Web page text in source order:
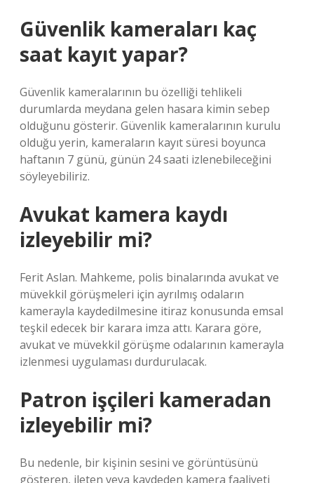
Güvenlik kameraları kaç
saat kayıt yapar?
Güvenlik kameralarının bu özelliği tehlikeli
durumlarda meydana gelen hasara kimin sebep
olduğunu gösterir. Güvenlik kameralarının kurulu
olduğu yerin, kameraların kayıt süresi boyunca
haftanın 7 günü, günün 24 saati izlenebileceğini
söyleyebiliriz.
Avukat kamera kaydı
izleyebilir mi?
Ferit Aslan. Mahkeme, polis binalarında avukat ve
müvekkil görüşmeleri için ayrılmış odaların
kamerayla kaydedilmesine itiraz konusunda emsal
teşkil edecek bir karara imza attı. Karara göre,
avukat ve müvekkil görüşme odalarının kamerayla
izlenmesi uygulaması durdurulacak.
Patron işçileri kameradan
izleyebilir mi?
Bu nedenle, bir kişinin sesini ve görüntüsünü
gösteren, ileten veya kaydeden kamera faaliyeti